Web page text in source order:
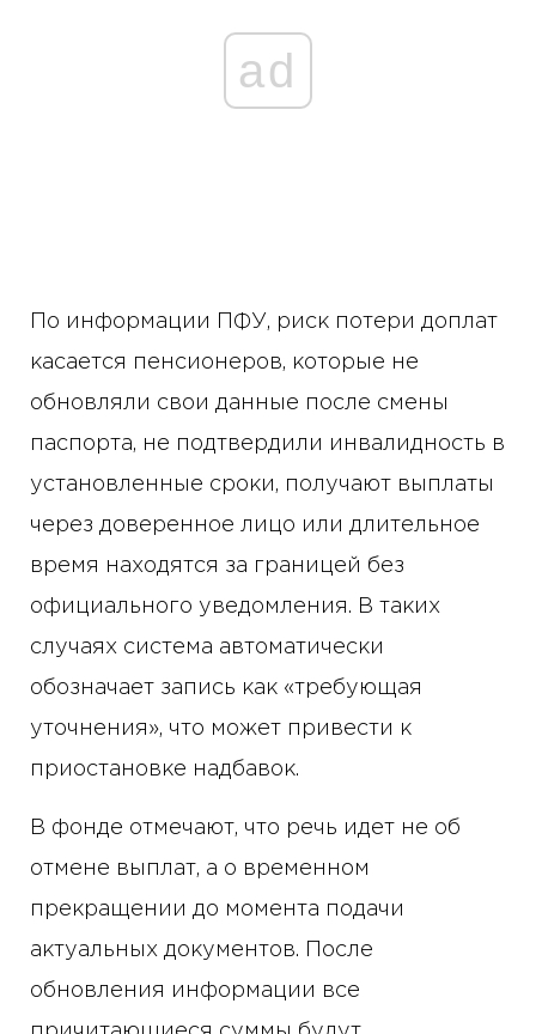
ad
По информации ПФУ, риск потери доплат
касается пенсионеров, которые не
обновляли свои данные после смены
паспорта, не подтвердили инвалидность в
установленные сроки, получают выплаты
через доверенное лицо или длительное
время находятся за границей без
официального уведомления. В таких
случаях система автоматически
обозначает запись как «требующая
уточнения», что может привести к
приостановке надбавок.
В фонде отмечают, что речь идет не об
отмене выплат, а о временном
прекращении до момента подачи
актуальных документов. После
обновления информации все